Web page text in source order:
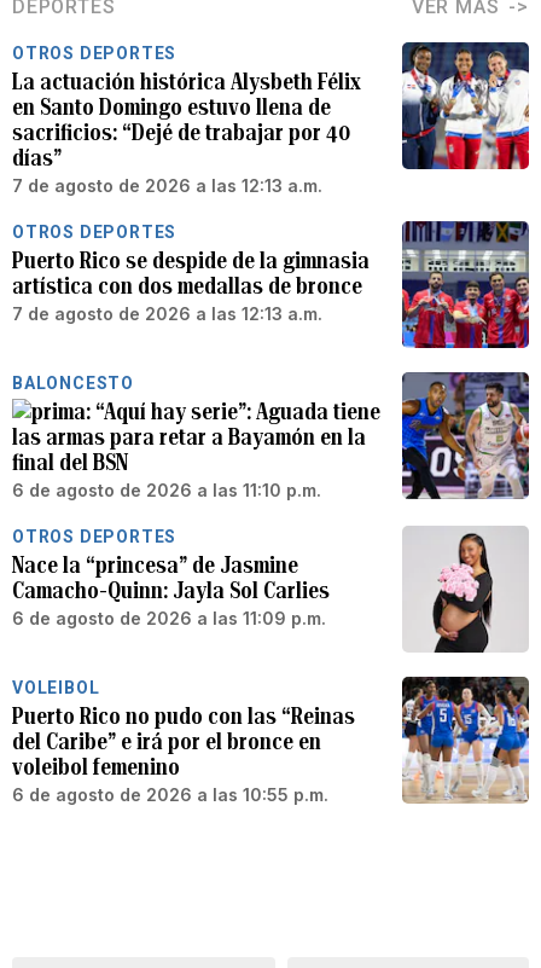
DEPORTES VER MÁS
OTROS DEPORTES
La actuación histórica Alysbeth Félix
en Santo Domingo estuvo llena de
sacrificios: “Dejé de trabajar por 40
días”
7 de agosto de 2026 a las 12:13 a.m.
OTROS DEPORTES
Puerto Rico se despide de la gimnasia
artística con dos medallas de bronce
7 de agosto de 2026 a las 12:13 a.m.
BALONCESTO
“Aquí hay serie”: Aguada tiene
las armas para retar a Bayamón en la
final del BSN
6 de agosto de 2026 a las 11:10 p.m.
OTROS DEPORTES
Nace la “princesa” de Jasmine
Camacho-Quinn: Jayla Sol Carlies
6 de agosto de 2026 a las 11:09 p.m.
VOLEIBOL
Puerto Rico no pudo con las “Reinas
del Caribe” e irá por el bronce en
voleibol femenino
6 de agosto de 2026 a las 10:55 p.m.